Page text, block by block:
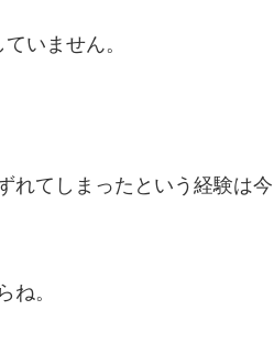
いません。
れてしまったという経験は今
ね。